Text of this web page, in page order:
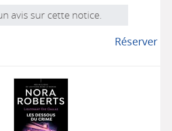
avis sur cette notice.
Réserver